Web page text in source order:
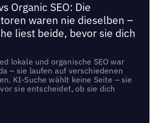
Organic SEO: Die
waren nie dieselben –
liest beide, bevor sie dich
lokale und organische SEO war
– sie laufen auf verschiedenen
KI-Suche wählt keine Seite – sie
sie entscheidet, ob sie dich